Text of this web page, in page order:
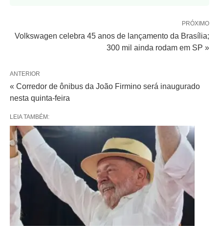
PRÓXIMO
Volkswagen celebra 45 anos de lançamento da Brasília;
300 mil ainda rodam em SP »
ANTERIOR
« Corredor de ônibus da João Firmino será inaugurado
nesta quinta-feira
LEIA TAMBÉM: